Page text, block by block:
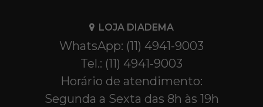
LOJA DIADEMA
WhatsApp: (11) 4941-9003
Tel.: (11) 4941-9003
Horário de atendimento:
Segunda a Sexta das 8h às 19h